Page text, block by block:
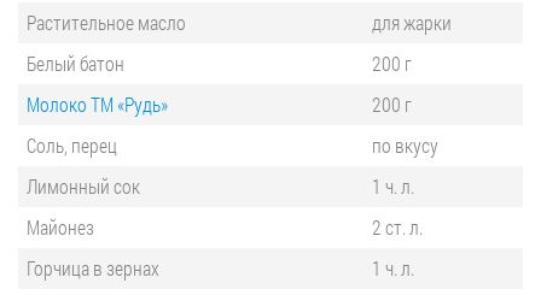
Растительное масло
для жарки
Белый батон
200 г
Молоко ТМ «Рудь»
200 г
Соль, перец
по вкусу
Лимонный сок
1 ч. л.
Майонез
2 ст. л.
Горчица в зернах
1 ч. л.